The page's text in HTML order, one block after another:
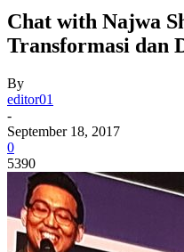
Chat with Najwa
Transformasi dan
By
editor01
-
September 18, 2017
0
5390